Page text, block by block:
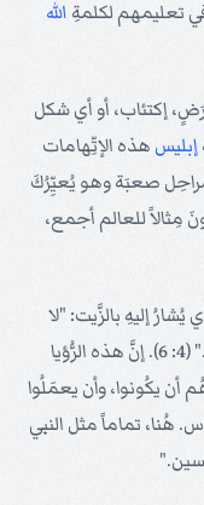
تعليمهم لكلمةِ الله
إكتئاب، أو أي شكل
إبليس هذه الإتِّهامات
صعبَة وهو يُعيِّرُكَ
مِثالاً للعالم أجمع،
يُشارُ إليهِ بالزَّيت: "لا
بالقُوَّة ولا بالقُدرة، بل بِرُوحي قالَ رَبُّ الجُنود." (4: 6). إنَّ هذه الرُّؤيا
أن يكُونوا، وأن يعمَلُوا
هُنا، تماماً مثل النبي